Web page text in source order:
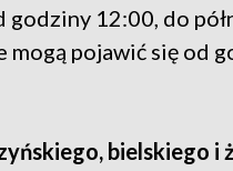
godziny 12:00, do
mogą pojawić się od
bielskiego i